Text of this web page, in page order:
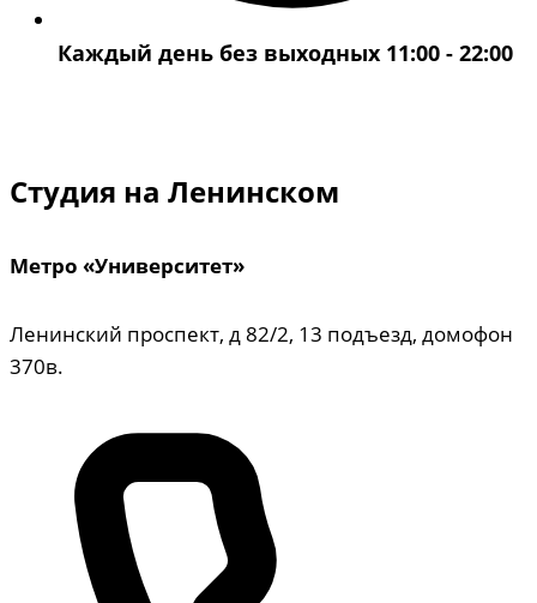
Каждый день без выходных 11:00 - 22:00
Студия на Ленинском
Метро «Университет»
Ленинский проспект, д 82/2, 13 подъезд, домофон
370в.